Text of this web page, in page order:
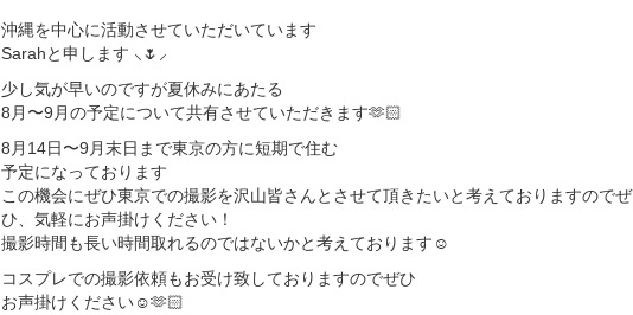
沖縄を中心に活動させていただいています
Sarahと申します ⸜🌷︎⸝
少し気が早いのですが夏休みにあたる
8月〜9月の予定について共有させていただきます🫶🏻
8月14日〜9月末日まで東京の方に短期で住む
予定になっております
この機会にぜひ東京での撮影を沢山皆さんとさせて頂きたいと考えておりますのでぜ
ひ、気軽にお声掛けください！
撮影時間も長い時間取れるのではないかと考えております☺️
コスプレでの撮影依頼もお受け致しておりますのでぜひ
お声掛けください☺️🫶🏻